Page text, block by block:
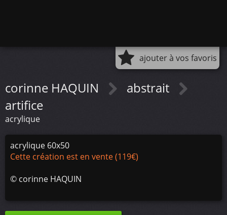
ajouter à vos favoris
corinne HAQUIN
abstrait
artifice
acrylique
acrylique 60x50
Cette création est en vente (119€)
© corinne HAQUIN